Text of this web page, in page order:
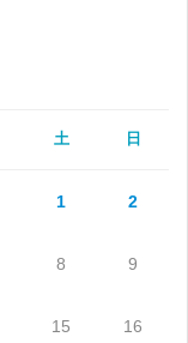
土 日
1 2
8 9
15 16